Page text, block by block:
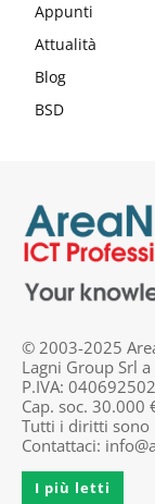
Appunti
Attualità
Blog
BSD
© 2003-2025
Lagni Group Srl
P.IVA:
Cap. soc. 30.000
Tutti i diritti sono
Contattaci:
I più letti